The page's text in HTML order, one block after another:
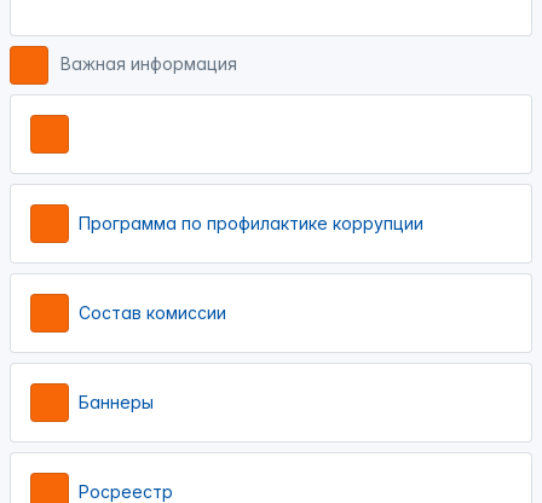
Важная информация
Программа по профилактике коррупции
Состав комиссии
Баннеры
Росреестр